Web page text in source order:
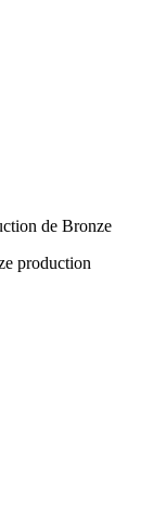
de Bronze
production